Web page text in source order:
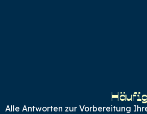
Alle Antworten zur Vorbereitung